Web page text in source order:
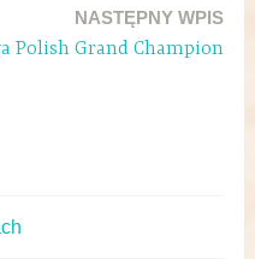
NASTĘPNY WPIS
Polish Grand Champion